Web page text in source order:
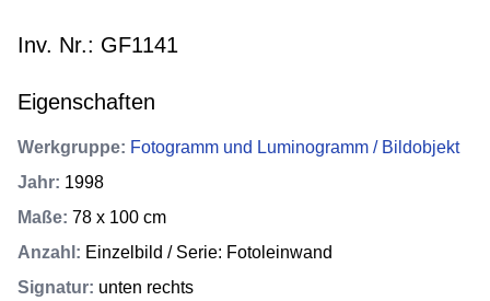
Inv. Nr.: GF1141
Eigenschaften
Werkgruppe: Fotogramm und Luminogramm / Bildobjekt
Jahr: 1998
Maße: 78 x 100 cm
Anzahl : Einzelbild / Serie: Fotoleinwand
Signatur: unten rechts